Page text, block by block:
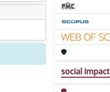
social impact